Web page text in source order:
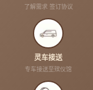
了解需求 签订协议
灵车接送
专车接送至殡仪馆